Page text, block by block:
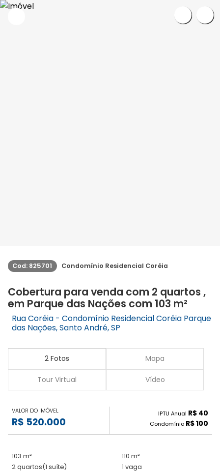
Cod: 825701 Condomínio Residencial Coréia
Cobertura para venda com 2 quartos ,
em Parque das Nações com 103 m²
Rua Coréia - Condomínio Residencial Coréia Parque
das Nações, Santo André, SP
2 Fotos Mapa
Tour Virtual Vídeo
VALOR DO IMÓVEL
R$ 520.000
IPTU Anual R$ 40
Condomínio R$ 100
103 m²
110 m²
2 quartos(1 suíte) 1 vaga